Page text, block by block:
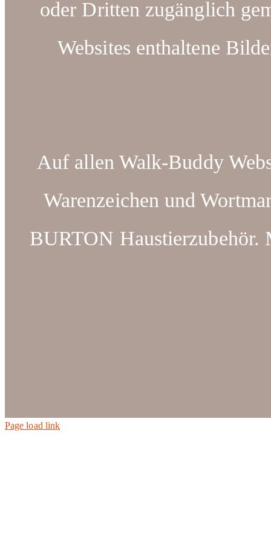
oder Dritten zugänglich
Websites enthaltene
Auf allen Walk-Buddy
Warenzeichen und
BURTON Haustierzubehör.
Page load link